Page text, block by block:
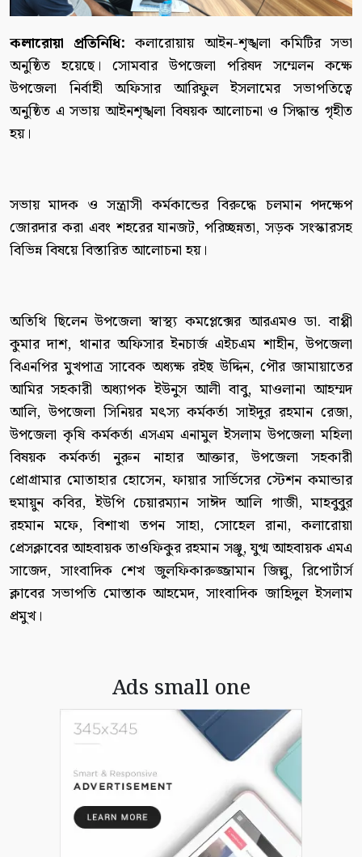
কলারোয়া প্রতিনিধি: কলারোয়ায় আইন-শৃঙ্খলা কমিটির সভা
অনুষ্ঠিত হয়েছে। সোমবার উপজেলা পরিষদ সম্মেলন কক্ষে
উপজেলা নির্বাহী অফিসার আরিফুল ইসলামের সভাপতিত্বে
অনুষ্ঠিত এ সভায় আইনশৃঙ্খলা বিষয়ক আলোচনা ও সিদ্ধান্ত গৃহীত
হয়।
সভায় মাদক ও সন্ত্রাসী কর্মকান্ডের বিরুদ্ধে চলমান পদক্ষেপ
জোরদার করা এবং শহরের যানজট, পরিচ্ছন্নতা, সড়ক সংস্কারসহ
বিভিন্ন বিষয়ে বিস্তারিত আলোচনা হয়।
অতিথি ছিলেন উপজেলা স্বাস্থ্য কমপ্লেক্সের আরএমও ডা. বাপ্পী
কুমার দাশ, থানার অফিসার ইনচার্জ এইচএম শাহীন, উপজেলা
বিএনপির মুখপাত্র সাবেক অধ্যক্ষ রইছ উদ্দিন, পৌর জামায়াতের
আমির সহকারী অধ্যাপক ইউনুস আলী বাবু, মাওলানা আহম্মদ
আলি, উপজেলা সিনিয়র মৎস্য কর্মকর্তা সাইদুর রহমান রেজা,
উপজেলা কৃষি কর্মকর্তা এসএম এনামুল ইসলাম উপজেলা মহিলা
বিষয়ক কর্মকর্তা নুরুন নাহার আক্তার, উপজেলা সহকারী
প্রোগ্রামার মোতাহার হোসেন, ফায়ার সার্ভিসের স্টেশন কমান্ডার
হুমায়ুন কবির, ইউপি চেয়ারম্যান সাঈদ আলি গাজী, মাহবুবুর
রহমান মফে, বিশাখা তপন সাহা, সোহেল রানা, কলারোয়া
প্রেসক্লাবের আহবায়ক তাওফিকুর রহমান সঞ্জু, যুগ্ম আহবায়ক এমএ
সাজেদ, সাংবাদিক শেখ জুলফিকারুজ্জামান জিল্লু, রিপোর্টার্স
ক্লাবের সভাপতি মোস্তাক আহমেদ, সাংবাদিক জাহিদুল ইসলাম
প্রমুখ।
Ads small one